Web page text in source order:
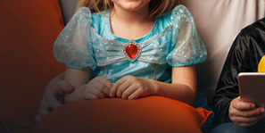
Tyto lesy jsou prokleté